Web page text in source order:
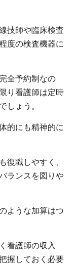
技師や臨床検査
度の検査機器に
全予約制なの
り看護師は定時
しょう。
的にも精神的に
復職しやすく、
ランスを図りや
ような加算はつ
看護師の収入
握しておく必要